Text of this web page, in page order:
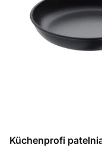
Küchenprofi